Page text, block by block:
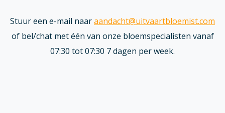
Stuur een e-mail naaraandacht@uitvaartbloemist.com
of bel/chat met één van onze bloemspecialisten vanaf
07:30 tot 07:30 7 dagen per week.